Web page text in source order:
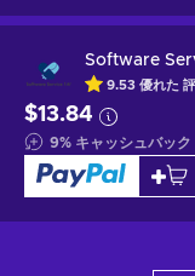
Software
9.53 優れた
$13.84
9% キャッシュバック